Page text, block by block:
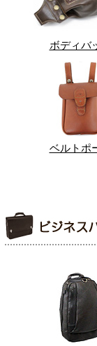
ボディバ
ベルトポ